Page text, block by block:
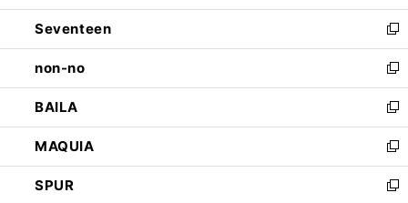
開
く
ウ
で
開
く
ン
ド
ウ
で
開
く
Seventeen
新
し
い
ウ
ィ
ン
ド
ウ
で
non-no
新
し
い
ウ
ィ
ン
ド
BAILA
新
し
い
ウ
ィ
MAQUIA
新
し
い
SPUR
新